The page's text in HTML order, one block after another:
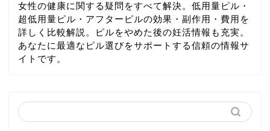
女性の健康に関する疑問をすべて解決。低用量ピル・
超低用量ピル・アフターピルの効果・副作用・費用を
詳しく比較解説。ピルをやめた後の妊活情報も充実。
あなたに最適なピル選びをサポートする信頼の情報サ
イトです。